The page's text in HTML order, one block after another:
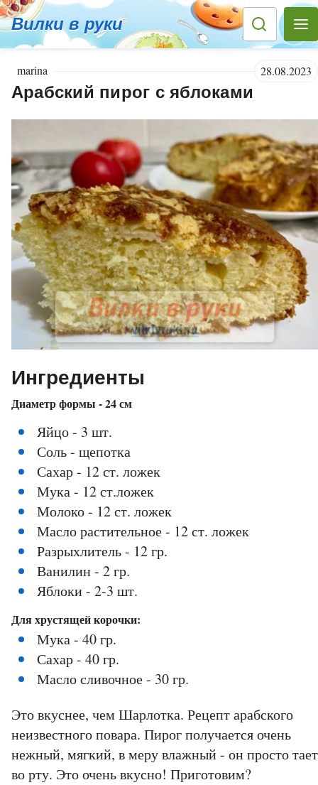
Вилки в руки
marina 28.08.2023
Арабский пирог с яблоками
Ингредиенты
Диаметр формы - 24 см
Яйцо - 3 шт.
Соль - щепотка
Сахар - 12 ст. ложек
Мука - 12 ст.ложек
Молоко - 12 ст. ложек
Масло растительное - 12 ст. ложек
Разрыхлитель - 12 гр.
Ванилин - 2 гр.
Яблоки - 2-3 шт.
Для хрустящей корочки:
Мука - 40 гр.
Сахар - 40 гр.
Масло сливочное - 30 гр.
Это вкуснее, чем Шарлотка. Рецепт арабского
неизвестного повара. Пирог получается очень
нежный, мягкий, в меру влажный - он просто тает
во рту. Это очень вкусно! Приготовим?